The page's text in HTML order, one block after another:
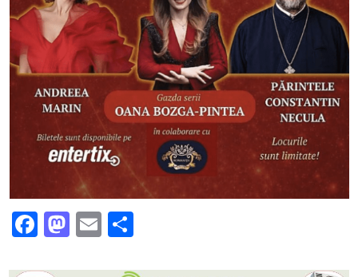
Facebook
Mastodon
Email